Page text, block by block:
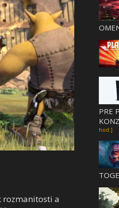
rozmanitosti a
PRE
hod.]